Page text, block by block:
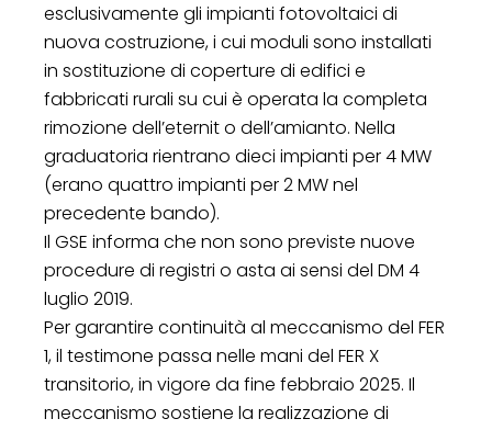
esclusivamente gli impianti fotovoltaici di
nuova costruzione, i cui moduli sono installati
in sostituzione di coperture di edifici e
fabbricati rurali su cui è operata la completa
rimozione dell’eternit o dell’amianto. Nella
graduatoria rientrano dieci impianti per 4 MW
(erano quattro impianti per 2 MW nel
precedente bando).
Il GSE informa che non sono previste nuove
procedure di registri o asta ai sensi del DM 4
luglio 2019.
Per garantire continuità al meccanismo del FER
1, il testimone passa nelle mani del FER X
transitorio, in vigore da fine febbraio 2025. Il
meccanismo sostiene la realizzazione di